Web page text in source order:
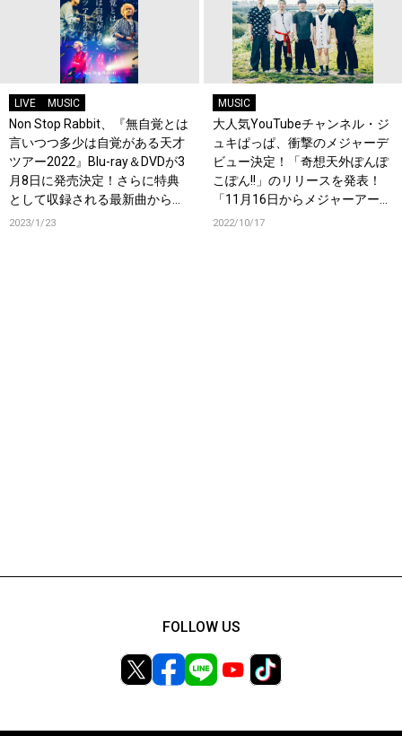
LIVE MUSIC
Non Stop Rabbit、『無自覚とは
言いつつ多少は自覚がある天才
ツアー2022』Blu-ray＆DVDが3
月8日に発売決定！さらに特典
として収録される最新曲から
「吐壊」の先行配信も決定！
2023/1/23
MUSIC
大人気YouTubeチャンネル・ジ
ュキぱっぱ、衝撃のメジャーデ
ビュー決定！「奇想天外ぽんぽ
こぽん!!」のリリースを発表！
「11月16日からメジャーアーテ
ィストになります」
2022/10/17
FOLLOW US